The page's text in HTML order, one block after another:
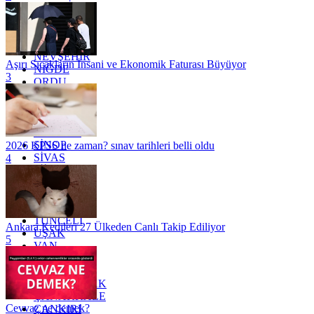
MARDİN
MERSİN
MUĞLA
MUŞ
NEVŞEHİR
NİĞDE
ORDU
OSMANİYE
RİZE
SAKARYA
SAMSUN
SİNOP
SİVAS
SİİRT
TEKİRDAĞ
TOKAT
TRABZON
TUNCELİ
UŞAK
VAN
YALOVA
YOZGAT
ZONGULDAK
ÇANAKKALE
ÇANKIRI
Aşırı Sıcakların İnsani ve Ekonomik Faturası Büyüyor
3
2026 KPSS ne zaman? sınav tarihleri belli oldu
4
Ankara Kedileri 27 Ülkeden Canlı Takip Ediliyor
5
Cevvaz ne demek?